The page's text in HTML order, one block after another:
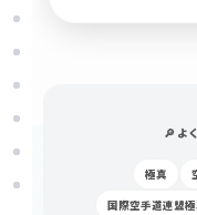
🔎 よ
極真
国際空手道連盟